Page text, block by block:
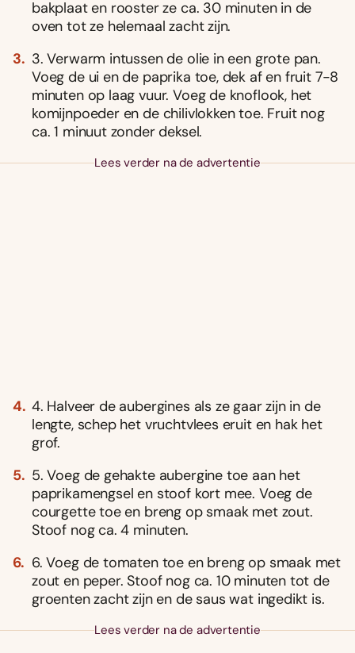
bakplaat en rooster ze ca. 30 minuten in de
oven tot ze helemaal zacht zijn.
3. Verwarm intussen de olie in een grote pan.
Voeg de ui en de paprika toe, dek af en fruit 7-8
minuten op laag vuur. Voeg de knoflook, het
komijnpoeder en de chilivlokken toe. Fruit nog
ca. 1 minuut zonder deksel.
Lees verder na de advertentie
4. Halveer de aubergines als ze gaar zijn in de
lengte, schep het vruchtvlees eruit en hak het
grof.
5. Voeg de gehakte aubergine toe aan het
paprikamengsel en stoof kort mee. Voeg de
courgette toe en breng op smaak met zout.
Stoof nog ca. 4 minuten.
6. Voeg de tomaten toe en breng op smaak met
zout en peper. Stoof nog ca. 10 minuten tot de
groenten zacht zijn en de saus wat ingedikt is.
Lees verder na de advertentie